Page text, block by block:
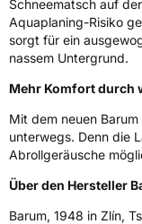
3PMSF /
Eisgrip Nein
Allgemeine
Herstellerkontakt
Schneematsch auf
Aquaplaning-Risiko
sorgt für ein
nassem Untergrund.
Mehr Komfort durch
Mit dem neuen
unterwegs. Denn die
Abrollgeräusche
Über den Hersteller
Barum, 1948 in Zlín,